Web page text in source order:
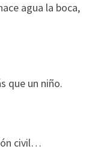
agua la boca,
que un niño.
civil…